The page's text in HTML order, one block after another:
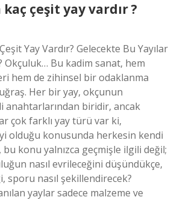
çeşit yay vardır ?
Yay Vardır? Gelecekte Bu Yayılar
Okçuluk… Bu kadim sanat, hem
hem de zihinsel bir odaklanma
Her bir yay, okçunun
anahtarlarından biridir, ancak
çok farklı yay türü var ki,
olduğu konusunda herkesin kendi
konu yalnızca geçmişle ilgili değil;
nasıl evrileceğini düşündükçe,
sporu nasıl şekillendirecek?
yaylar sadece malzeme ve